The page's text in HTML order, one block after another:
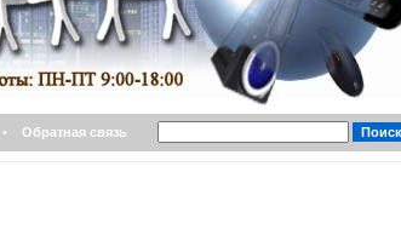
• Обратная связь